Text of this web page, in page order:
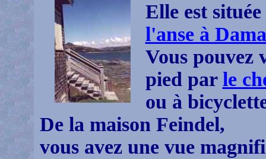
Elle est
l'anse à
Vous pouvez
pied par le
ou à
De la maison Feindel,
vous avez une vue